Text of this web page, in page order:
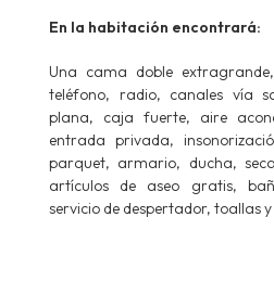
En la habitación encontrará:
Una cama doble
teléfono, radio, canales vía
plana, caja fuerte, aire
entrada privada,
parquet, armario, ducha,
artículos de aseo gratis,
servicio de despertador, toallas